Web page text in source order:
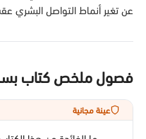
عن تغير أنماط التواصل البشري
فصول ملخص كتاب
عينة مجانية